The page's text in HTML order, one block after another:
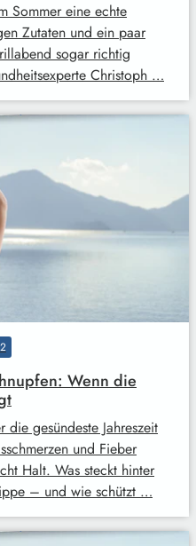
Sommer eine echte
Zutaten und ein paar
sogar richtig
Christoph …
Wenn die
gesündeste Jahreszeit
und Fieber
Halt. Was steckt hinter
– und wie schützt …